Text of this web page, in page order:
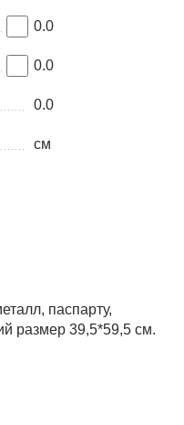
0.0
0.0
0.0
см
паспарту,
размер 39,5*59,5 см.